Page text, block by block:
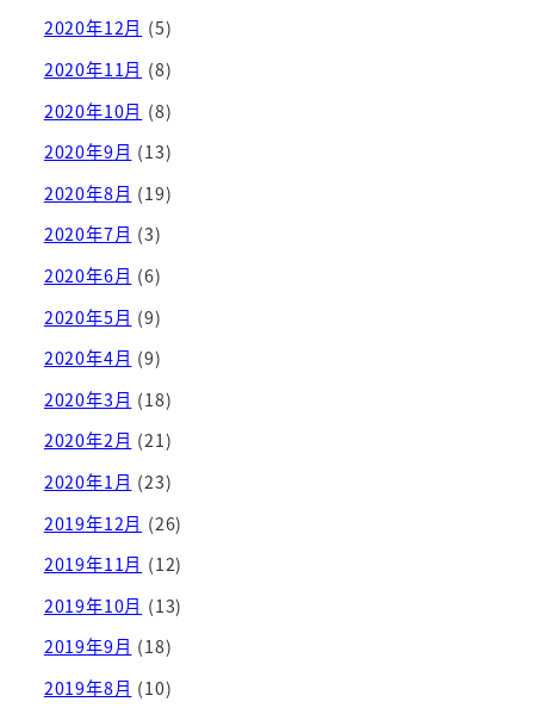
2020年12月 (5)
2020年11月 (8)
2020年10月 (8)
2020年9月 (13)
2020年8月 (19)
2020年7月 (3)
2020年6月 (6)
2020年5月 (9)
2020年4月 (9)
2020年3月 (18)
2020年2月 (21)
2020年1月 (23)
2019年12月 (26)
2019年11月 (12)
2019年10月 (13)
2019年9月 (18)
2019年8月 (10)